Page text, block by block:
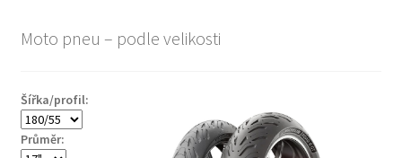
Moto pneu – podle velikosti
Šířka/profil:
Průměr: